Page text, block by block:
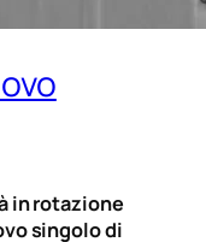
in rotazione
singolo di